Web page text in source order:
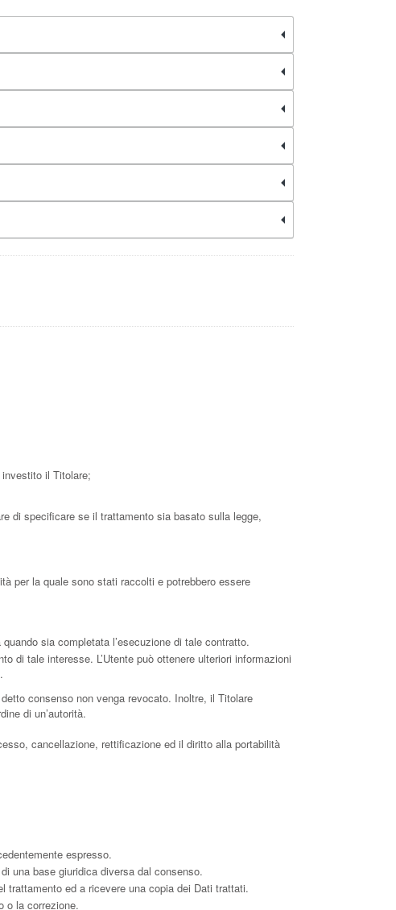
il Titolare;
di specificare se il trattamento sia basato sulla legge,
per la quale sono stati raccolti e potrebbero essere
sia completata l’esecuzione di tale contratto.
di tale interesse. L’Utente può ottenere ulteriori informazioni
consenso non venga revocato. Inoltre, il Titolare
di un’autorità.
cancellazione, rettificazione ed il diritto alla portabilità
espresso.
una base giuridica diversa dal consenso.
trattamento ed a ricevere una copia dei Dati trattati.
o la correzione.